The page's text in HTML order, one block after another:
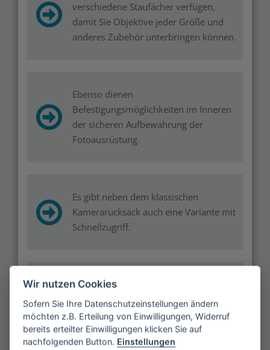
verschiedene Staufächer verfügen,
damit Sie Objektive jeder Größe und
anderes Zubehör unterbringen können.
Ebenso dienen
Befestigungsmöglichkeiten im Inneren
der sicheren Aufbewahrung der
Fotoausrüstung.
Es gibt neben dem klassischen
Kamerarucksack auch eine Variante mit
Schnellzugriff.
Außerdem wird der Trekking-
Kamerarucksack angeboten, der
insbesondere auf langen Fotosafaris
komfortabel ist.
Wir nutzen Cookies
Sofern Sie Ihre Datenschutzeinstellungen ändern
möchten z.B. Erteilung von Einwilligungen, Widerruf
bereits erteilter Einwilligungen klicken Sie auf
nachfolgenden Button. Einstellungen